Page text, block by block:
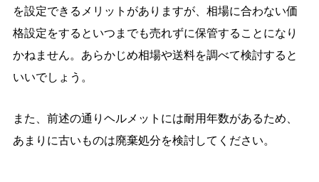
を設定できるメリットがありますが、相場に合わない価
格設定をするといつまでも売れずに保管することになり
かねません。あらかじめ相場や送料を調べて検討すると
いいでしょう。
また、前述の通りヘルメットには耐用年数があるため、
あまりに古いものは廃棄処分を検討してください。